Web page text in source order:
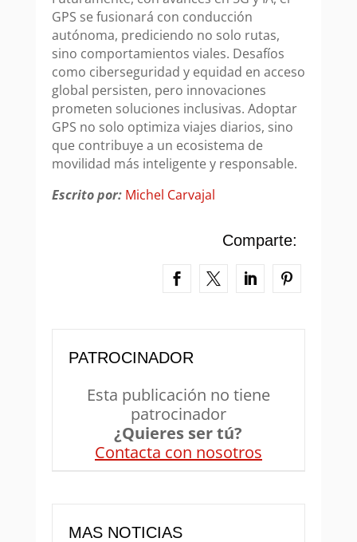
PATROCINADOR
Esta publicación no tiene
patrocinador
¿Quieres ser tú?
Contacta con nosotros
MAS NOTICIAS
GPS se fusionará con conducción
autónoma, prediciendo no solo rutas,
sino comportamientos viales. Desafíos
como ciberseguridad y equidad en acceso
global persisten, pero innovaciones
prometen soluciones inclusivas. Adoptar
GPS no solo optimiza viajes diarios, sino
que contribuye a un ecosistema de
movilidad más inteligente y responsable.
Escrito por: Michel Carvajal
Comparte: